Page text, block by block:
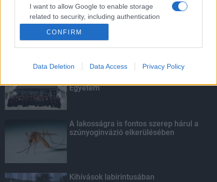
I want to allow Google to enable storage
related to security, including authentication
functionality and fraud prevention, and other
user protection.
CONFIRM
Data Deletion Data Access Privacy Policy
évre elegendő erőforrásait
Kecskeméten is szakirányú
Egyetem
A lakosságra is fontos szerep hárul a
szúnyoginvázió elkerülésében
Kihívások labirintusában